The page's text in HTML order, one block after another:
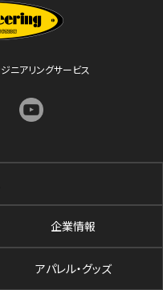
ニアリングサービス
企業情報
アパレル・グッズ